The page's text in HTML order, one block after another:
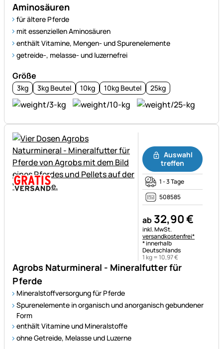
Aminosäuren
für ältere Pferde
mit essenziellen Aminosäuren
enthält Vitamine, Mengen- und Spurenelemente
getreide-, melasse- und luzernefrei
Größe
3kg 3kg Beutel 10kg 10kg Beutel 25kg
Agrobs Naturmineral - Mineralfutter für
Pferde
Mineralstoffversorgung für Pferde
Spurenelemente in organisch und anorganisch gebundener
Form
enthält Vitamine und Mineralstoffe
ohne Getreide, Melasse und Luzerne
Auswahl
treffen
1 - 3 Tage
508585
ab 32,90€
Steuerhinweis:
inkl. MwSt.
versandkostenfrei*
* innerhalb
Deutschlands
1 kg =10,97€